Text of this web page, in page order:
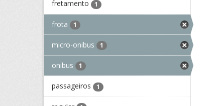
fretamento 1
frota 1
micro-onibus 1
onibus 1
passageiros 1